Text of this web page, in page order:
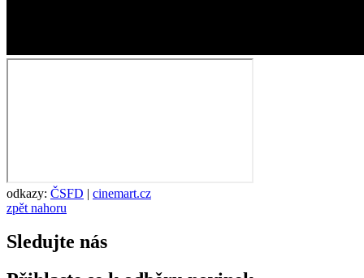
odkazy: ČSFD | cinemart.cz
zpět nahoru
Sledujte nás